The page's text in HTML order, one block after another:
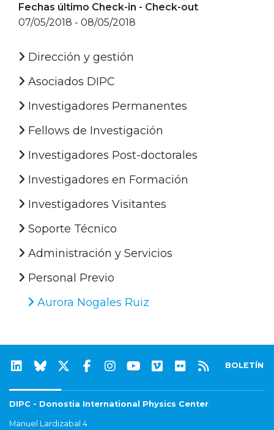
Fechas último Check-in - Check-out
07/05/2018 - 08/05/2018
Dirección y gestión
Asociados DIPC
Investigadores Permanentes
Fellows de Investigación
Investigadores Post-doctorales
Investigadores en Formación
Investigadores Visitantes
Soporte Técnico
Administración y Servicios
Personal Previo
Aurora Nogales Ruiz
BOLETÍN
DIPC - Donostia International Physics Center
Manuel Lardizabal 4